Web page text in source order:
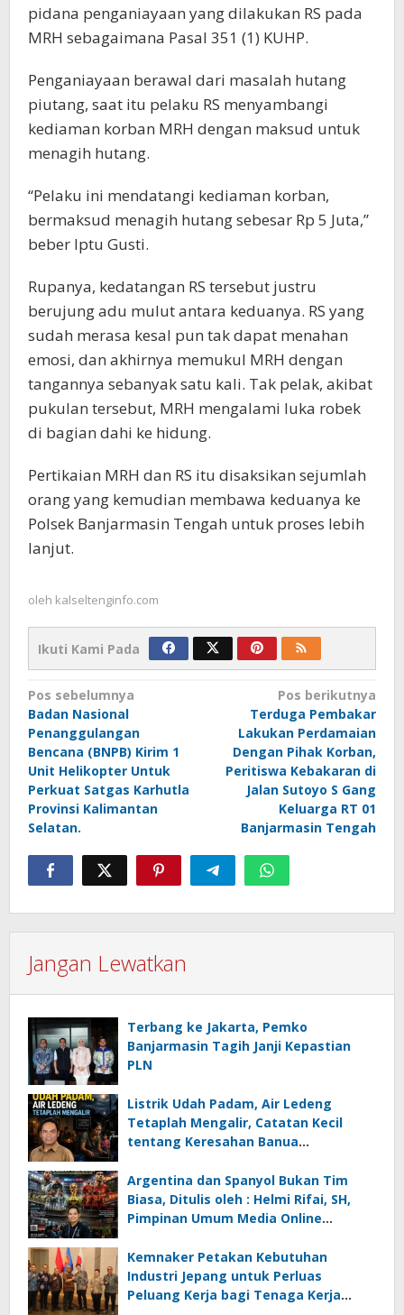
pidana penganiayaan yang dilakukan RS pada
MRH sebagaimana Pasal 351 (1) KUHP.
Penganiayaan berawal dari masalah hutang
piutang, saat itu pelaku RS menyambangi
kediaman korban MRH dengan maksud untuk
menagih hutang.
“Pelaku ini mendatangi kediaman korban,
bermaksud menagih hutang sebesar Rp 5 Juta,”
beber Iptu Gusti.
Rupanya, kedatangan RS tersebut justru
berujung adu mulut antara keduanya. RS yang
sudah merasa kesal pun tak dapat menahan
emosi, dan akhirnya memukul MRH dengan
tangannya sebanyak satu kali. Tak pelak, akibat
pukulan tersebut, MRH mengalami luka robek
di bagian dahi ke hidung.
Pertikaian MRH dan RS itu disaksikan sejumlah
orang yang kemudian membawa keduanya ke
Polsek Banjarmasin Tengah untuk proses lebih
lanjut.
oleh kalseltenginfo.com
Ikuti Kami Pada
Navigasi
pos
Pos sebelumnya
Badan Nasional
Penanggulangan
Bencana (BNPB) Kirim 1
Unit Helikopter Untuk
Perkuat Satgas Karhutla
Provinsi Kalimantan
Selatan.
Pos berikutnya
Terduga Pembakar
Lakukan Perdamaian
Dengan Pihak Korban,
Peritiswa Kebakaran di
Jalan Sutoyo S Gang
Keluarga RT 01
Banjarmasin Tengah
Jangan Lewatkan
Terbang ke Jakarta, Pemko
Banjarmasin Tagih Janji Kepastian
PLN
Listrik Udah Padam, Air Ledeng
Tetaplah Mengalir, Catatan Kecil
tentang Keresahan Banua
Ancaman Lingkungan, Oleh : Helmi
Rifai, SH
Argentina dan Spanyol Bukan Tim
Biasa, Ditulis oleh : Helmi Rifai, SH,
Pimpinan Umum Media Online
Kemnaker Petakan Kebutuhan
Industri Jepang untuk Perluas
Peluang Kerja bagi Tenaga Kerja